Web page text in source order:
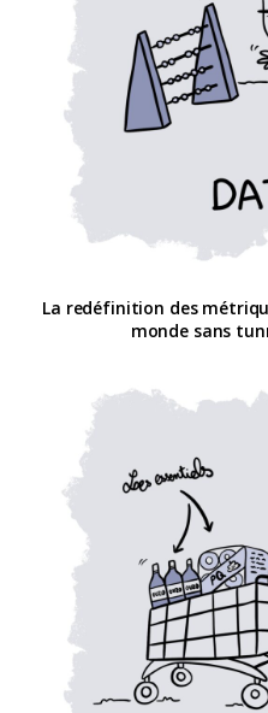
La redéfinition des
monde sans